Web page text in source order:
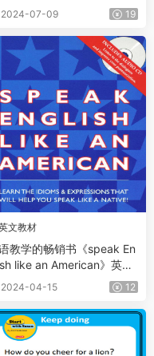
in 60 Days》
2024-07-09 19
文教材
教学的畅销书《speak En
like an American》英文
集+MP3+MP4
2024-04-15 12